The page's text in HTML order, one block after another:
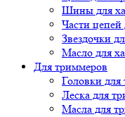
Шины для
Части цепей
Звездочки
Масло для
Для триммеров
Головки для
Леска для
Масла для